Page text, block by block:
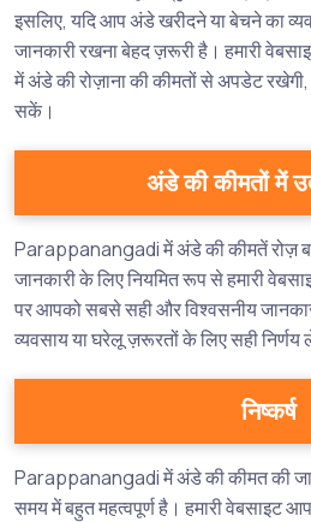
इसलिए, यदि आप अंडे खरीदने या बेचने का
जानकारी रखना बेहद ज़रूरी है। हमारी
में अंडे की रोज़ाना की कीमतों से अपडेट
सकें।
अंडे की कीमतों में
Parappanangadi में अंडे की कीमतें रोज़
जानकारी के लिए नियमित रूप से हमारी
पर आपको सबसे सही और विश्वसनीय
व्यवसाय या घरेलू ज़रूरतों के लिए सही
निष्कर्ष
Parappanangadi में अंडे की कीमत की
समय में बहुत महत्वपूर्ण है। हमारी वेबसाइट